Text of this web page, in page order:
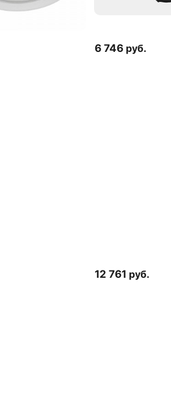
6 746 руб.
12 761 руб.